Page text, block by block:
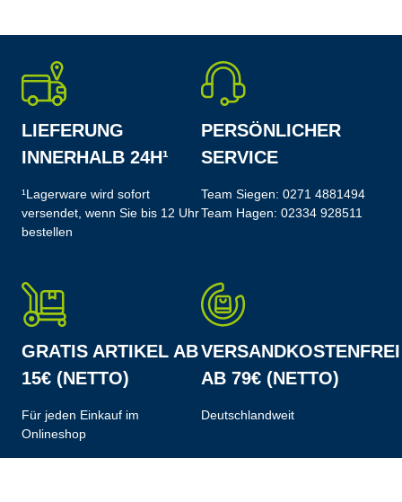
LIEFERUNG
INNERHALB 24H¹
¹Lagerware wird sofort
versendet, wenn Sie bis 12 Uhr
bestellen
PERSÖNLICHER
SERVICE
Team Siegen: 0271 4881494
Team Hagen: 02334 928511
GRATIS ARTIKEL AB
15€ (NETTO)
Für jeden Einkauf im
Onlineshop
VERSANDKOSTENFREI
AB 79€ (NETTO)
Deutschlandweit